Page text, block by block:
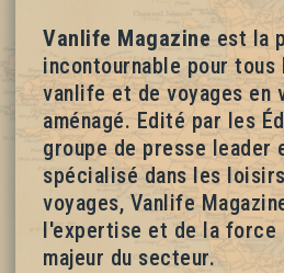
Vanlife Magazine est la
incontournable pour tous
vanlife et de voyages en
aménagé. Edité par les
groupe de presse leader
spécialisé dans les
voyages, Vanlife
l'expertise et de la force
majeur du secteur.